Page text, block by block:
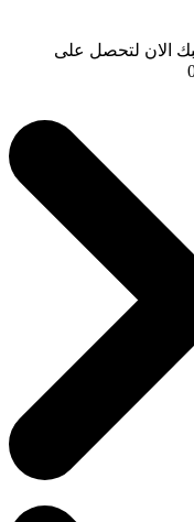
الان لتحصل على